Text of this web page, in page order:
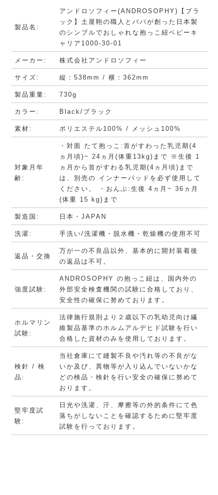
製品名:
アンドロソフィー(ANDROSOPHY)【ブラ
ック】土屋鞄の職人とパパが創った日本製
のシンプルでおしゃれな抱っこ紐ベビーキ
ャリア1000-30-01
メーカー: 株式会社アンドロソフィー
サイズ: 縦：538mm / 横：362mm
製品重量: 730g
カラー: Black/ブラック
素材: ポリエステル100% / メッシュ100%
対象月年
齢:
・対面 たて抱っこ:首がすわった乳児期(4
ヵ月頃)~ 24ヵ月(体重13kg)まで ※生後 1
ヵ月から首がすわる乳児期(4ヵ月頃)まで
は、別売の インナーパッドを必ず使用して
ください。 ・おんぶ:生後 4ヵ月~ 36ヵ月
(体重 15 kg)まで
製造国: 日本・JAPAN
洗濯: 手洗い/洗濯機・脱水機・乾燥機の使用不可
返品・交換
万が一の不良品以外、基本的に開封装着後
の返品は不可。
強度試験:
ANDROSOPHY の抱っこ紐は、国内外の
外部安全検査機関の試験に合格しており、
安全性の確保に努めております。
ホルマリン
試験:
法律施行規則より２歳以下の乳幼児向け繊
維製品基準のホルムアルデヒド試験を行い
合格した資材のみを使用しております。
検針 / 検
品:
当社倉庫にて縫製不良や汚れ等の不良がな
いか及び、異物等が入り込んでいないかな
どの検品・検針を行い安全の確保に努めて
おります。
堅牢度試
験:
日光や洗濯、汗、摩擦等の外的条件にて色
落ちがしないことを確認するために堅牢度
試験を行っております。